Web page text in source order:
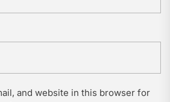
and website in this browser for